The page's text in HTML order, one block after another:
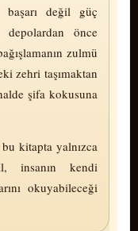
başarı değil güç
depolardan önce
zulmü
zehri taşımaktan
şifa kokusuna
kitapta yalnızca
insanın kendi
okuyabileceği